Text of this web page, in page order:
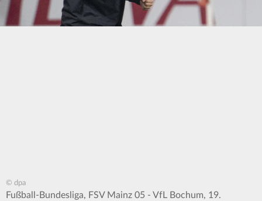
© dpa
Fußball-Bundesliga, FSV Mainz 05 - VfL Bochum, 19.